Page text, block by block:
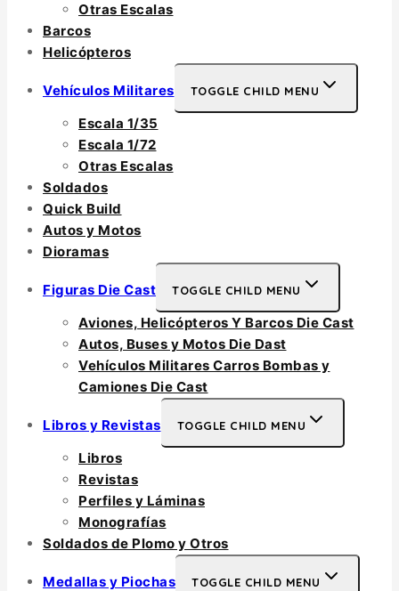
Otras Escalas
Barcos
Helicópteros
Vehículos Militares TOGGLE CHILD MENU
Escala 1/35
Escala 1/72
Otras Escalas
Soldados
Quick Build
Autos y Motos
Dioramas
Figuras Die Cast TOGGLE CHILD MENU
Aviones, Helicópteros Y Barcos Die Cast
Autos, Buses y Motos Die Dast
Vehículos Militares Carros Bombas y
Camiones Die Cast
Libros y Revistas TOGGLE CHILD MENU
Libros
Revistas
Perfiles y Láminas
Monografías
Soldados de Plomo y Otros
Medallas y Piochas TOGGLE CHILD MENU